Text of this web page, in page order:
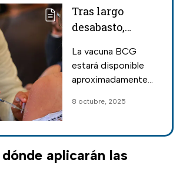
Tras largo
desabasto,
Salud anuncia
vacunación
tuberculosis en
La vacuna BCG
estará disponible
aproximadamente
protegerá de las
de la tuberculosis
8 octubre, 2025
aplicarán las